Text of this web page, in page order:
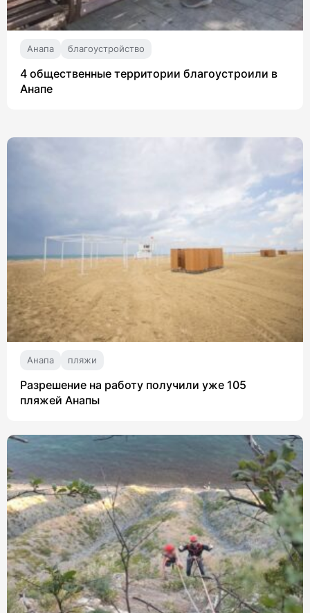
Анапа благоустройство
4 общественные территории благоустроили в
Анапе
Анапа пляжи
Разрешение на работу получили уже 105
пляжей Анапы